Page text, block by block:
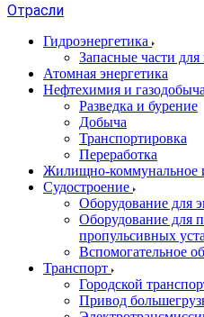
Отрасли
Гидроэнергетика
Запасные части для
Атомная энергетика
Нефтехимия и газодобыча
Разведка и бурение
Добыча
Транспортировка
Переработка
Жилищно-коммунальное
Судостроение
Оборудование для
Оборудование для
пропульсивных
Вспомогательное
Транспорт
Городской
Привод